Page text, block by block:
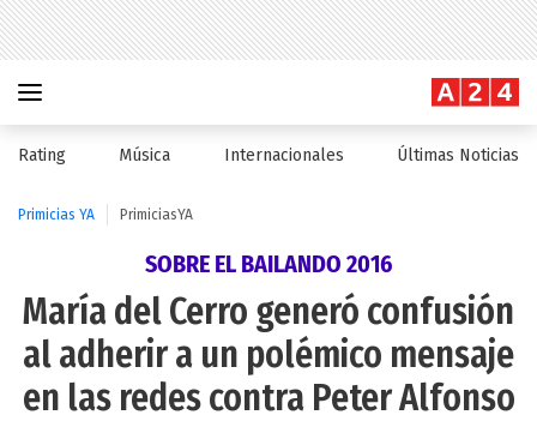
Rating Música Internacionales Últimas Noticias
Primicias YA PrimiciasYA
SOBRE EL BAILANDO 2016
María del Cerro generó confusión
al adherir a un polémico mensaje
en las redes contra Peter Alfonso